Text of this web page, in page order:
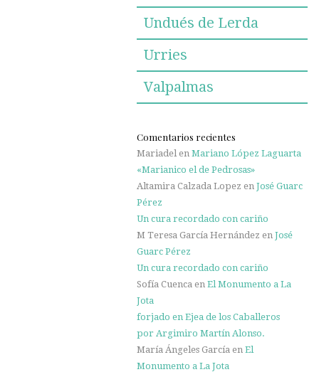
Undués de Lerda
Urries
Valpalmas
Comentarios recientes
Mariadelen Mariano López Laguarta
«Marianico el de Pedrosas»
Altamira Calzada Lopez en José Guarc
Pérez
Un cura recordado con cariño
M Teresa García Hernández en José
Guarc Pérez
Un cura recordado con cariño
Sofía Cuenca en El Monumento a La
Jota
forjado en Ejea de los Caballeros
por Argimiro Martín Alonso.
María Ángeles García en El
Monumento a La Jota